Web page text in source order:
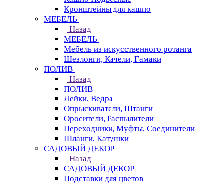
Кронштейны для кашпо
МЕБЕЛЬ
Назад
МЕБЕЛЬ
Мебель из искусственного ротанга
Шезлонги, Качели, Гамаки
ПОЛИВ
Назад
ПОЛИВ
Лейки, Ведра
Опрыскиватели, Штанги
Оросители, Распылители
Переходники, Муфты, Соединители
Шланги, Катушки
САДОВЫЙ ДЕКОР
Назад
САДОВЫЙ ДЕКОР
Подставки для цветов